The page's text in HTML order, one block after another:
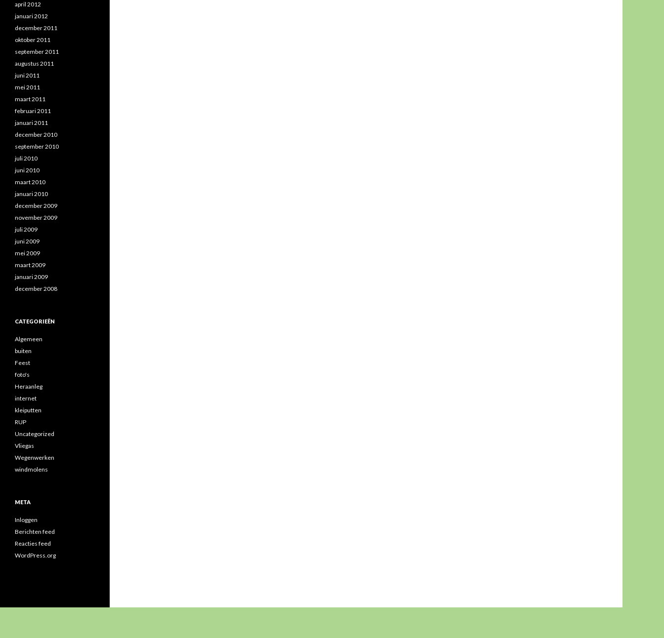
april 2012
januari 2012
december 2011
oktober 2011
september 2011
augustus 2011
juni 2011
mei 2011
maart 2011
februari 2011
januari 2011
december 2010
september 2010
juli 2010
juni 2010
maart 2010
januari 2010
december 2009
november 2009
juli 2009
juni 2009
mei 2009
maart 2009
januari 2009
december 2008
CATEGORIEËN
Algemeen
buiten
Feest
foto's
Heraanleg
internet
kleiputten
RUP
Uncategorized
Vliegas
Wegenwerken
windmolens
META
Inloggen
Berichten feed
Reacties feed
WordPress.org